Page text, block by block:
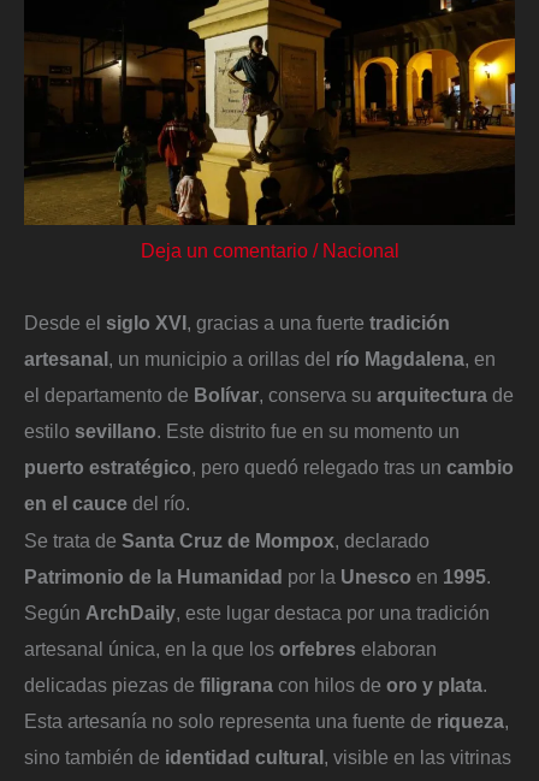
Deja un comentario / Nacional
Desde el siglo XVI, gracias a una fuerte tradición
artesanal, un municipio a orillas del río Magdalena, en
el departamento de Bolívar, conserva su arquitectura de
estilo sevillano. Este distrito fue en su momento un
puerto estratégico, pero quedó relegado tras un cambio
en el cauce del río.
Se trata de Santa Cruz de Mompox, declarado
Patrimonio de la Humanidad por la Unesco en 1995.
Según ArchDaily, este lugar destaca por una tradición
artesanal única, en la que los orfebres elaboran
delicadas piezas de filigrana con hilos de oro y plata.
Esta artesanía no solo representa una fuente de riqueza,
sino también de identidad cultural , visible en las vitrinas